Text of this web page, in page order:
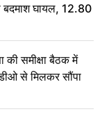
बदमाश घायल, 12.80
समीक्षा बैठक में
से मिलकर सौंपा